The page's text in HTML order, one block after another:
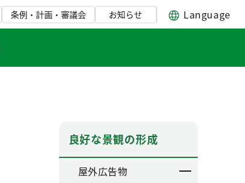
条例・計画・審議会 お知らせ Language
良好な景観の形成
屋外広告物